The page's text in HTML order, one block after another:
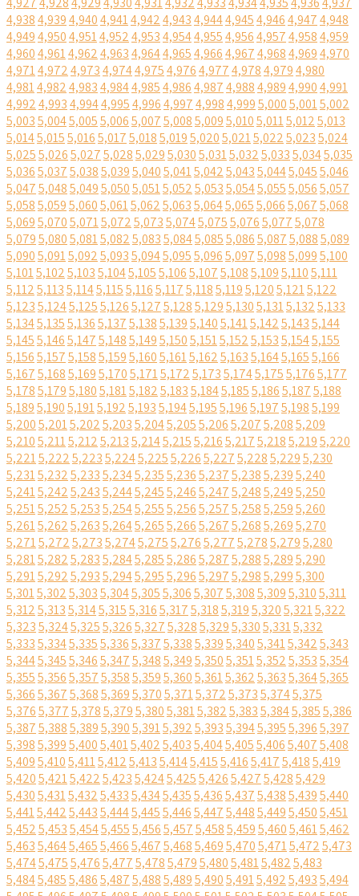
4,9384,9394,9404,9414,9424,9434,9444,9454,9464,9474,948
4,9494,9504,9514,9524,9534,9544,9554,9564,9574,9584,959
4,9604,9614,9624,9634,9644,9654,9664,9674,9684,9694,970
4,9714,9724,9734,9744,9754,9764,9774,9784,9794,980
4,9814,9824,9834,9844,9854,9864,9874,9884,9894,9904,991
4,9924,9934,9944,9954,9964,9974,9984,9995,0005,0015,002
5,0035,0045,0055,0065,0075,0085,0095,0105,0115,0125,013
5,0145,0155,0165,0175,0185,0195,0205,0215,0225,0235,024
5,0255,0265,0275,0285,0295,0305,0315,0325,0335,0345,035
5,0365,0375,0385,0395,0405,0415,0425,0435,0445,0455,046
5,0475,0485,0495,0505,0515,0525,0535,0545,0555,0565,057
5,0585,0595,0605,0615,0625,0635,0645,0655,0665,0675,068
5,0695,0705,0715,0725,0735,0745,0755,0765,0775,078
5,0795,0805,0815,0825,0835,0845,0855,0865,0875,0885,089
5,0905,0915,0925,0935,0945,0955,0965,0975,0985,0995,100
5,1015,1025,1035,1045,1055,1065,1075,1085,1095,1105,111
5,1125,1135,1145,1155,1165,1175,1185,1195,1205,1215,122
5,1235,1245,1255,1265,1275,1285,1295,1305,1315,1325,133
5,1345,1355,1365,1375,1385,1395,1405,1415,1425,1435,144
5,1455,1465,1475,1485,1495,1505,1515,1525,1535,1545,155
5,1565,1575,1585,1595,1605,1615,1625,1635,1645,1655,166
5,1675,1685,1695,1705,1715,1725,1735,1745,1755,1765,177
5,1785,1795,1805,1815,1825,1835,1845,1855,1865,1875,188
5,1895,1905,1915,1925,1935,1945,1955,1965,1975,1985,199
5,2005,2015,2025,2035,2045,2055,2065,2075,2085,209
5,2105,2115,2125,2135,2145,2155,2165,2175,2185,2195,220
5,2215,2225,2235,2245,2255,2265,2275,2285,2295,230
5,2315,2325,2335,2345,2355,2365,2375,2385,2395,240
5,2415,2425,2435,2445,2455,2465,2475,2485,2495,250
5,2515,2525,2535,2545,2555,2565,2575,2585,2595,260
5,2615,2625,2635,2645,2655,2665,2675,2685,2695,270
5,2715,2725,2735,2745,2755,2765,2775,2785,2795,280
5,2815,2825,2835,2845,2855,2865,2875,2885,2895,290
5,2915,2925,2935,2945,2955,2965,2975,2985,2995,300
5,3015,3025,3035,3045,3055,3065,3075,3085,3095,3105,311
5,3125,3135,3145,3155,3165,3175,3185,3195,3205,3215,322
5,3235,3245,3255,3265,3275,3285,3295,3305,3315,332
5,3335,3345,3355,3365,3375,3385,3395,3405,3415,3425,343
5,3445,3455,3465,3475,3485,3495,3505,3515,3525,3535,354
5,3555,3565,3575,3585,3595,3605,3615,3625,3635,3645,365
5,3665,3675,3685,3695,3705,3715,3725,3735,3745,375
5,3765,3775,3785,3795,3805,3815,3825,3835,3845,3855,386
5,3875,3885,3895,3905,3915,3925,3935,3945,3955,3965,397
5,3985,3995,4005,4015,4025,4035,4045,4055,4065,4075,408
5,4095,4105,4115,4125,4135,4145,4155,4165,4175,4185,419
5,4205,4215,4225,4235,4245,4255,4265,4275,4285,429
5,4305,4315,4325,4335,4345,4355,4365,4375,4385,4395,440
5,4415,4425,4435,4445,4455,4465,4475,4485,4495,4505,451
5,4525,4535,4545,4555,4565,4575,4585,4595,4605,4615,462
5,4635,4645,4655,4665,4675,4685,4695,4705,4715,4725,473
5,4745,4755,4765,4775,4785,4795,4805,4815,4825,483
5,4845,4855,4865,4875,4885,4895,4905,4915,4925,4935,494